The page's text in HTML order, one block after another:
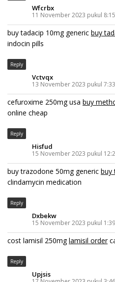
Wfcrbx
11 November 2023 pukul
buy tadacip 10mg generic buy
indocin pills
Reply
Vctvqx
13 November 2023 pukul
cefuroxime 250mg usa buy
online cheap
Reply
Hisfud
15 November 2023 pukul
buy trazodone 50mg generic buy
clindamycin medication
Reply
Dxbekw
15 November 2023 pukul
cost lamisil 250mglamisil order
Reply
Upjsis